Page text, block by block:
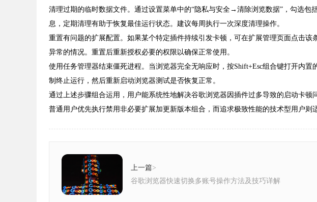
清理过期的临时数据文件。通过设置菜单中的“隐私与安全→清除浏览数据”，勾选
息，定期清理有助于恢复最佳运行状态。建议每周执行一次深度清理操作。
重置有问题的扩展配置。如果某个特定插件持续引发卡顿，可在扩展管理页面点击
异常的情况。重置后重新授权必要的权限以确保正常使用。
使用任务管理器结束僵死进程。当浏览器完全无响应时，按Shift+Esc组合键打开内
制终止运行，然后重新启动浏览器测试是否恢复正常。
通过上述步骤组合运用，用户能系统性地解决谷歌浏览器因插件过多导致的启动卡
普通用户优先执行禁用非必要扩展加更新版本组合，而追求极致性能的技术型用户则
上一篇>
谷歌浏览器快速切换多账号操作方法及技巧详解